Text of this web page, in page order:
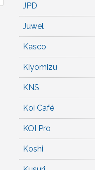
JPD
Juwel
Kasco
Kiyomizu
KNS
Koi Café
KOI Pro
Koshi